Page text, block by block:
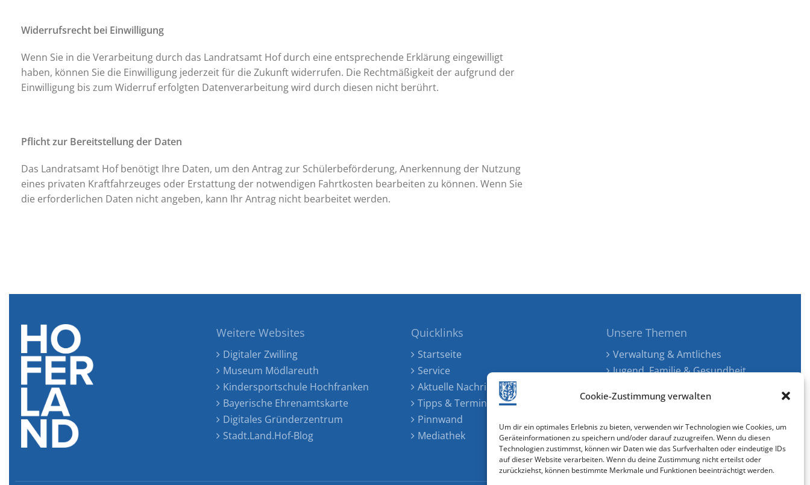
Cookie-Zustimmung verwalten
Um dir ein optimales Erlebnis zu bieten, verwenden wir Technologien wie Cookies, um
Geräteinformationen zu speichern und/oder darauf zuzugreifen. Wenn du diesen
Technologien zustimmst, können wir Daten wie das Surfverhalten oder eindeutige IDs
auf dieser Website verarbeiten. Wenn du deine Zustimmung nicht erteilst oder
zurückziehst, können bestimmte Merkmale und Funktionen beeinträchtigt werden.
Widerrufsrecht bei Einwilligung
Wenn Sie in die Verarbeitung durch das Landratsamt Hof durch eine entsprechende Erklärung eingewilligt
haben, können Sie die Einwilligung jederzeit für die Zukunft widerrufen. Die Rechtmäßigkeit der aufgrund der
Einwilligung bis zum Widerruf erfolgten Datenverarbeitung wird durch diesen nicht berührt.
Pflicht zur Bereitstellung der Daten
Das Landratsamt Hof benötigt Ihre Daten, um den Antrag zur Schülerbeförderung, Anerkennung der Nutzung
eines privaten Kraftfahrzeuges oder Erstattung der notwendigen Fahrtkosten bearbeiten zu können. Wenn Sie
die erforderlichen Daten nicht angeben, kann Ihr Antrag nicht bearbeitet werden.
Weitere Websites
Digitaler Zwilling
Museum Mödlareuth
Kindersportschule Hochfranken
Bayerische Ehrenamtskarte
Digitales Gründerzentrum
Stadt.Land.Hof-Blog
Quicklinks
Startseite
Service
Aktuelle Nachrichten
Tipps & Termine
Pinnwand
Mediathek
Unsere Themen
Verwaltung & Amtliches
Jugend, Familie & Gesundheit
Kunst, Kultur & Musik
Senioren & Inklusion